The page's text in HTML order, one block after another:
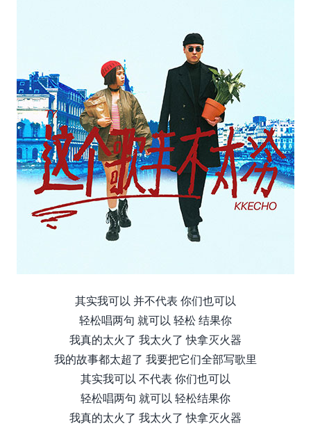
其实我可以 并不代表 你们也可以
轻松唱两句 就可以 轻松 结果你
我真的太火了 我太火了 快拿灭火器
我的故事都太超了 我要把它们全部写歌里
其实我可以 不代表 你们也可以
轻松唱两句 就可以 轻松结果你
我真的太火了 我太火了 快拿灭火器